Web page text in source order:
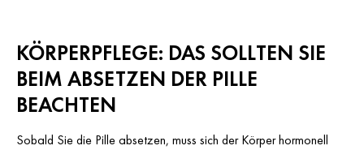
KÖRPERPFLEGE: DAS SOLLTEN SIE
BEIM ABSETZEN DER PILLE
BEACHTEN
Sobald Sie die Pille absetzen, muss sich der Körper hormonell